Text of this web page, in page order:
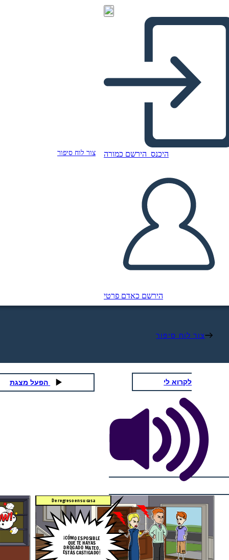
צור לוח סיפור היכנס הירשם כמורה
הירשם כאדם פרטי
צור לוח סיפור
לקרוא לי
De regreso en su casa
¡CÓMO ES POSIBLE
QUE TE HAYAS
DROGADO MATEO,
ESTÁS CASTIGADO!